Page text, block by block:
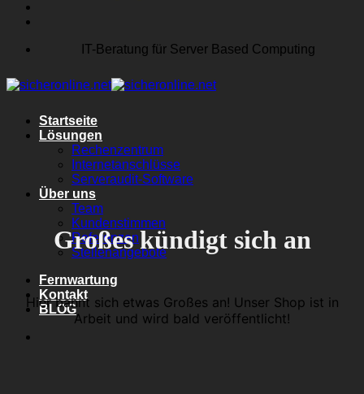
IT-Beratung für Server Based Computing
Startseite
Lösungen
Rechenzentrum
Internetanschlüsse
Serveraudit-Software
Über uns
Team
Kundenstimmen
Referenzen
Stellenangebote
Fernwartung
Kontakt
BLOG
Großes kündigt sich an
Hier bahnt sich etwas Großes an! Unser Shop ist in
Arbeit und wird bald veröffentlicht!